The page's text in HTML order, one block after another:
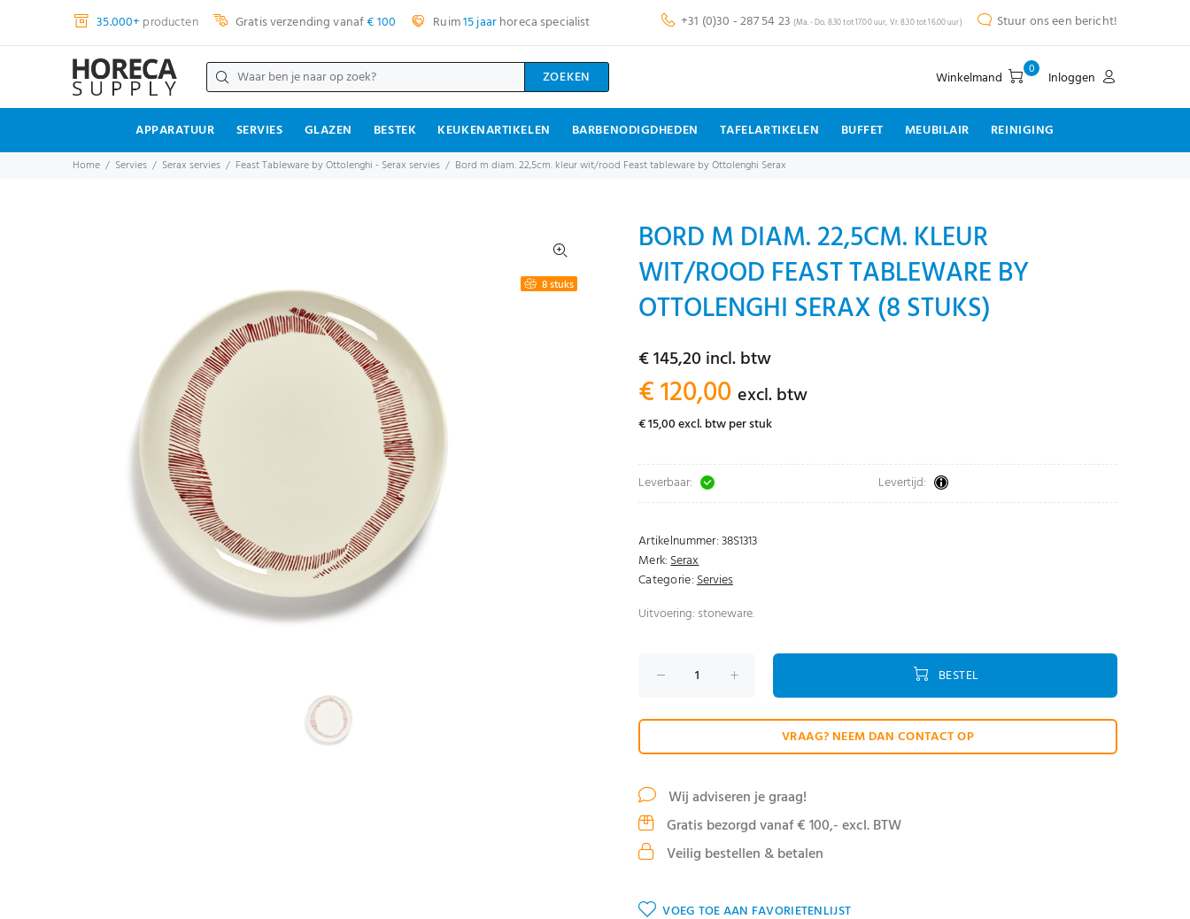
35.000+ producten Gratis verzending vanaf€ 100 Ruim15 jaarhoreca specialist +31 (0)30 - 287 54 23 (Ma. - Do. 8.30 tot 17.00 uur, Vr. 8.30 tot 16.00 uur) Stuur ons een bericht!
ZOEKEN Winkelmand 0 Inloggen
APPARATUUR SERVIES GLAZEN BESTEK KEUKENARTIKELEN BARBENODIGDHEDEN TAFELARTIKELEN BUFFET MEUBILAIR REINIGING
Home Servies Serax servies Feast Tableware by Ottolenghi - Serax servies Bord m diam. 22,5cm. kleur wit/rood Feast tableware by Ottolenghi Serax
8 stuks
BORD M DIAM. 22,5CM. KLEUR
WIT/ROOD FEAST TABLEWARE BY
OTTOLENGHI SERAX (8 STUKS)
€ 145,20 incl. btw
€ 120,00 excl. btw
€ 15,00 excl. btw per stuk
Leverbaar: Levertijd:
Artikelnummer:38S1313
Merk:Serax
Categorie:Servies
Uitvoering: stoneware.
BESTEL
VRAAG? NEEM DAN CONTACT OP
Wij adviseren je graag!
Gratis bezorgd vanaf € 100,- excl. BTW
Veilig bestellen & betalen
VOEG TOE AAN FAVORIETENLIJST